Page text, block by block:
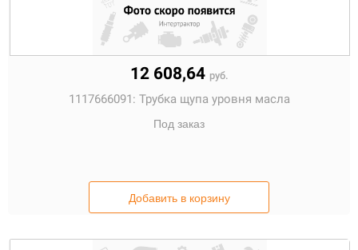
12 608,64 руб.
1117666091: Трубка щупа уровня масла
Под заказ
Добавить в корзину